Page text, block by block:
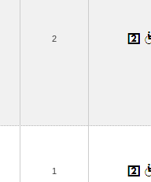
2
1